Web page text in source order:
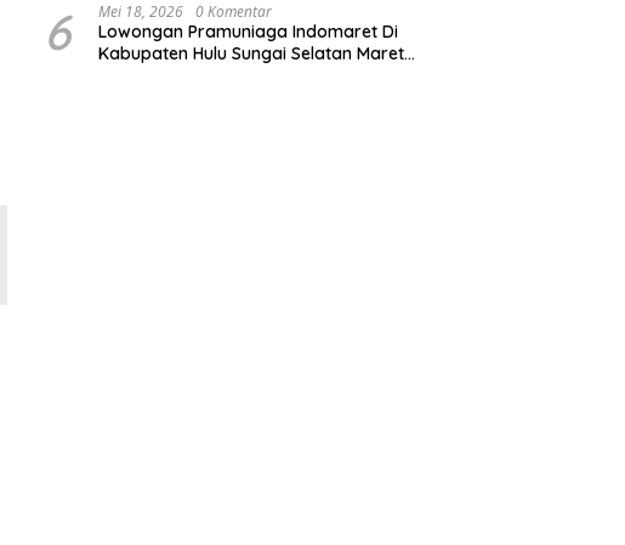
6 Mei 18, 2026 0 Komentar
Lowongan Pramuniaga Indomaret Di
Kabupaten Hulu Sungai Selatan Maret